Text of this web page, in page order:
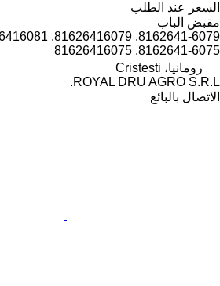
السعر عند الطلب
مقبض الباب
8162641-6075, 81626416075
رومانيا، Cristesti
ROYAL DRU AGRO S.R.L.
الاتصال بالبائع